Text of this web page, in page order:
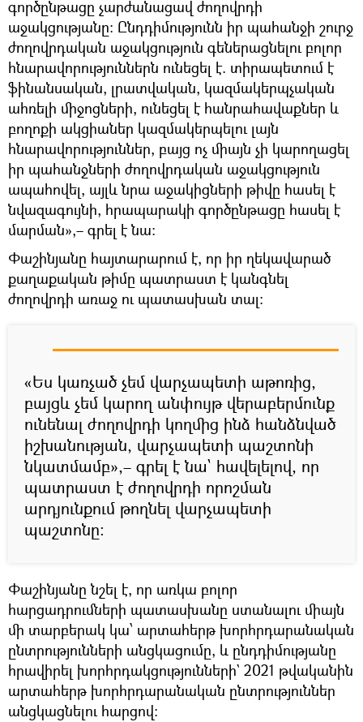
գործընթացը չարժանացավ ժողովրդի
աջակցությանը։ Ընդդիմությունն իր պահանջի շուրջ
ժողովրդական աջակցություն գեներացնելու բոլոր
հնարավորություններն ունեցել է. տիրապետում է
ֆինանսական, լրատվական, կազմակերպչական
ահռելի միջոցների, ունեցել է հանրահավաքներ և
բողոքի ակցիաներ կազմակերպելու լայն
հնարավորություններ, բայց ոչ միայն չի կարողացել
իր պահանջների ժողովրդական աջակցություն
ապահովել, այլև նրա աջակիցների թիվը հասել է
նվազագույնի, հրապարակի գործընթացը հասել է
մարման»,– գրել է նա։
Փաշինյանը հայտարարում է, որ իր ղեկավարած
քաղաքական թիմը պատրաստ է կանգնել
ժողովրդի առաջ ու պատասխան տալ։
«Ես կառչած չեմ վարչապետի աթոռից,
բայցև չեմ կարող անփույթ վերաբերմունք
ունենալ ժողովրդի կողմից ինձ հանձնված
իշխանության, վարչապետի պաշտոնի
նկատմամբ»,– գրել է նա` հավելելով, որ
պատրաստ է ժողովրդի որոշման
արդյունքում թողնել վարչապետի
պաշտոնը։
Փաշինյանը նշել է, որ առկա բոլոր
հարցադրումների պատասխանը ստանալու միայն
մի տարբերակ կա՝ արտահերթ խորհրդարանական
ընտրությունների անցկացումը, և ընդդիմությանը
հրավիրել խորհրդակցությունների` 2021 թվականին
արտահերթ խորհրդարանական ընտրություններ
անցկացնելու հարցով։